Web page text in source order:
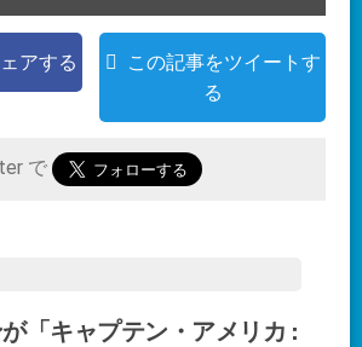
アする
この記事をツイートす
る
で
「キャプテン・アメリカ :